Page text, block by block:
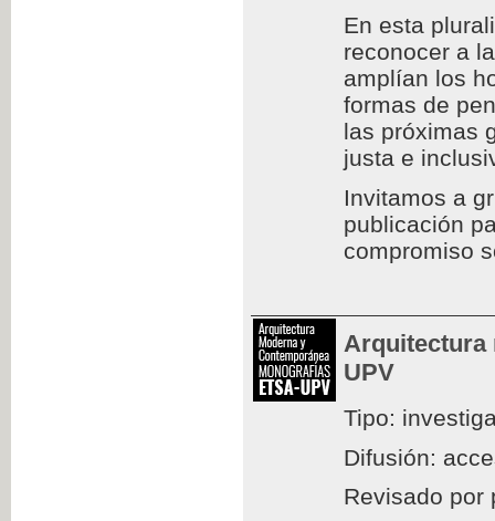
En esta
reconocer a
amplían los
formas de
las próximas
justa e
Invitamos a
publicación
compromiso
Arquitectura
UPV
Tipo:
Difusión:
Revisado por